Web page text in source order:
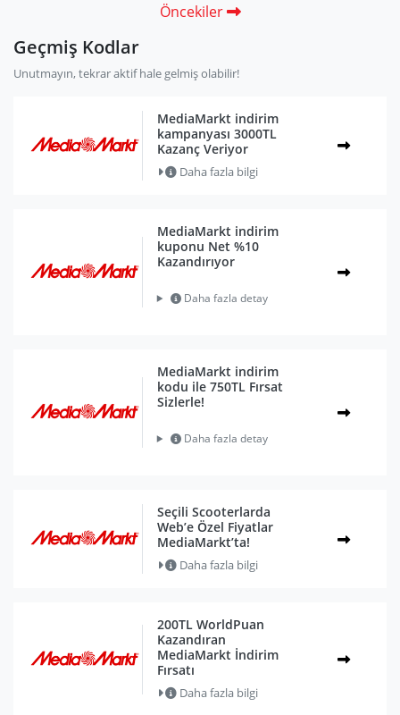
Öncekiler
Geçmiş Kodlar
Unutmayın, tekrar aktif hale gelmiş olabilir!
MediaMarkt indirim
kampanyası 3000TL
Kazanç Veriyor
Daha fazla bilgi
MediaMarkt indirim
kuponu Net %10
Kazandırıyor
Daha fazla detay
MediaMarkt indirim
kodu ile 750TL Fırsat
Sizlerle!
Daha fazla detay
Seçili Scooterlarda
Web’e Özel Fiyatlar
MediaMarkt’ta!
Daha fazla bilgi
200TL WorldPuan
Kazandıran
MediaMarkt İndirim
Fırsatı
Daha fazla bilgi